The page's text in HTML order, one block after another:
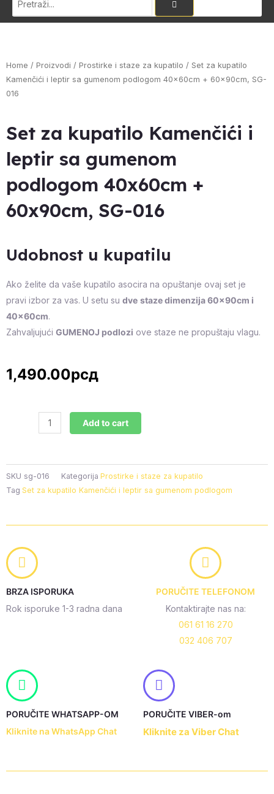
Home / Proizvodi / Prostirke i staze za kupatilo / Set za kupatilo
Kamenčići i leptir sa gumenom podlogom 40x60cm + 60x90cm, SG-
016
Set za kupatilo Kamenčići i
leptir sa gumenom
podlogom 40x60cm +
60x90cm, SG-016
Udobnost u kupatilu
Ako želite da vaše kupatilo asocira na opuštanje ovaj set je
pravi izbor za vas. U setu su dve staze dimenzija 60x90cm i
40x60cm.
Zahvaljujući GUMENOJ podlozi ove staze ne propuštaju vlagu.
1,490.00рсд
i
leptir
40x60cm
+
Add to cart
SKU sg-016 Kategorija Prostirke i staze za kupatilo
Tag Set za kupatilo Kamenčići i leptir sa gumenom podlogom
BRZA ISPORUKA
Rok isporuke 1-3 radna dana
PORUČITE TELEFONOM
Kontaktirajte nas na:
061 61 16 270
032 406 707
PORUČITE WHATSAPP-OM
Kliknite na WhatsApp Chat
PORUČITE VIBER-om
Kliknite za Viber Chat